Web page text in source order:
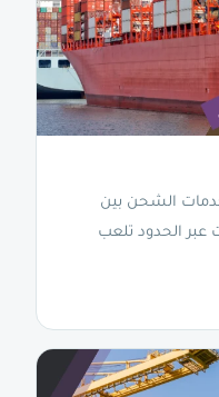
الشحن بين
عبر الحدود تلعب